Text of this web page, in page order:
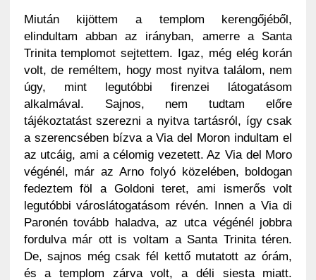
Miután kijöttem a templom kerengőjéből,
elindultam abban az irányban, amerre a Santa
Trinita templomot sejtettem. Igaz, még elég korán
volt, de reméltem, hogy most nyitva találom, nem
úgy, mint legutóbbi firenzei látogatásom
alkalmával. Sajnos, nem tudtam előre
tájékoztatást szerezni a nyitva tartásról, így csak
a szerencsében bízva a Via del Moron indultam el
az utcáig, ami a célomig vezetett. Az Via del Moro
végénél, már az Arno folyó közelében, boldogan
fedeztem föl a Goldoni teret, ami ismerős volt
legutóbbi városlátogatásom révén. Innen a Via di
Paronén tovább haladva, az utca végénél jobbra
fordulva már ott is voltam a Santa Trinita téren.
De, sajnos még csak fél kettő mutatott az órám,
és a templom zárva volt, a déli siesta miatt.